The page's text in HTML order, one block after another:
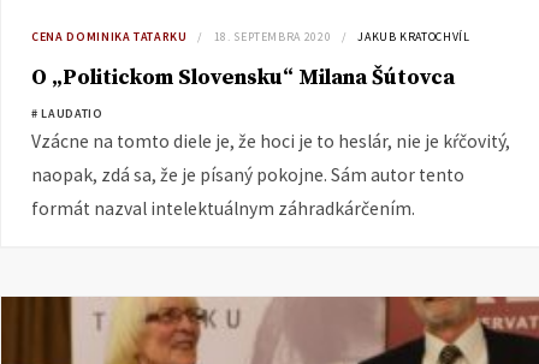
CENA DOMINIKA TATARKU 18. SEPTEMBRA 2020 JAKUB KRATOCHVÍL
O „Politickom Slovensku“ Milana Šútovca
# LAUDATIO
Vzácne na tomto diele je, že hoci je to heslár, nie je kŕčovitý,
naopak, zdá sa, že je písaný pokojne. Sám autor tento
formát nazval intelektuálnym záhradkárčením.